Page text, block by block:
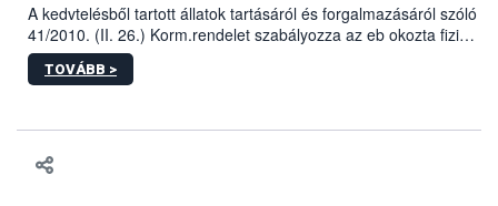
A kedvtelésből tartott állatok tartásáról és forgalmazásáról szóló
41/2010. (II. 26.) Korm.rendelet szabályozza az eb okozta fizikai
sérülés, illetve ennek veszélye keletkezésekor felmerülő
hatósági feladatokat, valamint a veszélyes eb tartását és annak
TOVÁBB >